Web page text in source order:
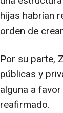
hijas habrían
orden de
Por su parte,
públicas y
alguna a
reafirmado.